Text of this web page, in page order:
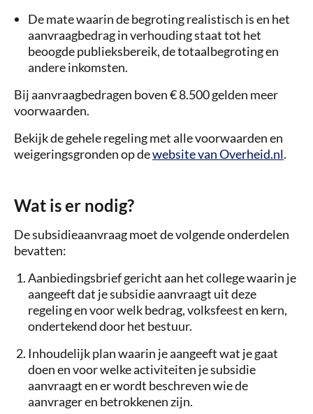
De mate waarin de begroting realistisch is en het
aanvraagbedrag in verhouding staat tot het
beoogde publieksbereik, de totaalbegroting en
andere inkomsten.
Bij aanvraagbedragen boven € 8.500 gelden meer
voorwaarden.
Bekijk de gehele regeling met alle voorwaarden en
weigeringsgronden op dewebsite van Overheid.nl.
Wat is er nodig?
De subsidieaanvraag moet de volgende onderdelen
bevatten:
Aanbiedingsbrief gericht aan het college waarin je
aangeeft dat je subsidie aanvraagt uit deze
regeling en voor welk bedrag, volksfeest en kern,
ondertekend door het bestuur.
Inhoudelijk plan waarin je aangeeft wat je gaat
doen en voor welke activiteiten je subsidie
aanvraagt en er wordt beschreven wie de
aanvrager en betrokkenen zijn.